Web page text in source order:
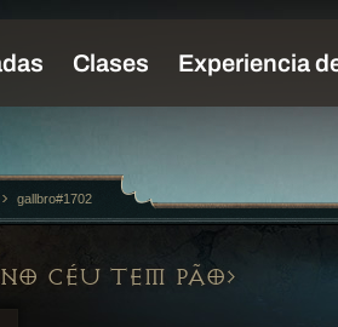
NO CÉU TEM PÃO
gallbro#1702